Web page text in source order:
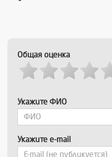
Общая оценка
Укажите ФИО
Укажите e-mail